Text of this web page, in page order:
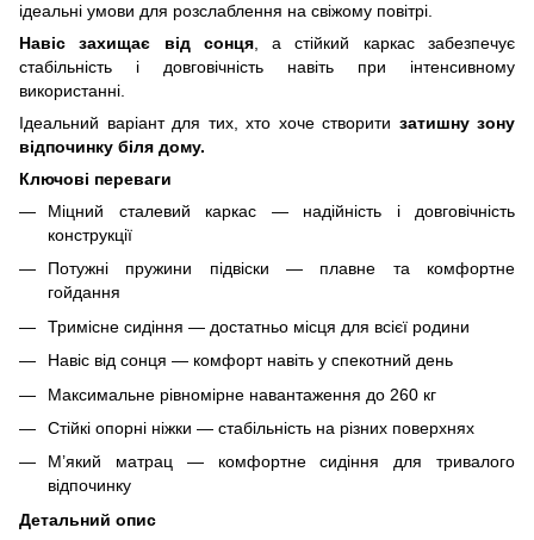
ідеальні умови для розслаблення на свіжому повітрі.
Навіс захищає від сонця, а стійкий каркас забезпечує
стабільність і довговічність навіть при інтенсивному
використанні.
Ідеальний варіант для тих, хто хоче створити затишну зону
відпочинку біля дому.
Ключові переваги
Міцний сталевий каркас — надійність і довговічність
конструкції
Потужні пружини підвіски — плавне та комфортне
гойдання
Тримісне сидіння — достатньо місця для всієї родини
Навіс від сонця — комфорт навіть у спекотний день
Максимальне рівномірне навантаження до 260 кг
Стійкі опорні ніжки — стабільність на різних поверхнях
М’який матрац — комфортне сидіння для тривалого
відпочинку
Детальний опис